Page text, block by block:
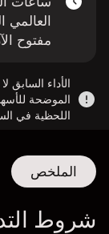
مفتوح
الأداء السابق
الموضحة
اللحظية في
الملخص
شروط